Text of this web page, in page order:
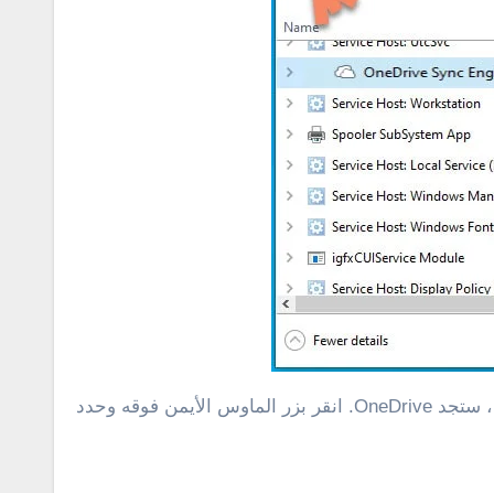
للقيام بذلك، اضغط على مفتاح Ctrl + Shift + Esc على لوحة المفاتيح لتشغيل التاسك مانجر. ثم أنقر على “Processes” ، ستجد OneDrive. انقر بزر الماوس الأيمن فوقه وحدد